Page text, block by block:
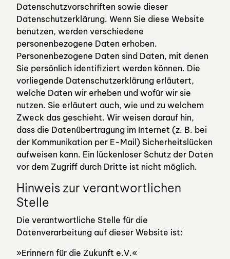
Datenschutzvorschriften sowie dieser
Datenschutzerklärung. Wenn Sie diese Website
benutzen, werden verschiedene
personenbezogene Daten erhoben.
Personenbezogene Daten sind Daten, mit denen
Sie persönlich identifiziert werden können. Die
vorliegende Datenschutzerklärung erläutert,
welche Daten wir erheben und wofür wir sie
nutzen. Sie erläutert auch, wie und zu welchem
Zweck das geschieht. Wir weisen darauf hin,
dass die Datenübertragung im Internet (z. B. bei
der Kommunikation per E-Mail) Sicherheitslücken
aufweisen kann. Ein lückenloser Schutz der Daten
vor dem Zugriff durch Dritte ist nicht möglich.
Hinweis zur verantwortlichen
Stelle
Die verantwortliche Stelle für die
Datenverarbeitung auf dieser Website ist:
»Erinnern für die Zukunft e.V.«